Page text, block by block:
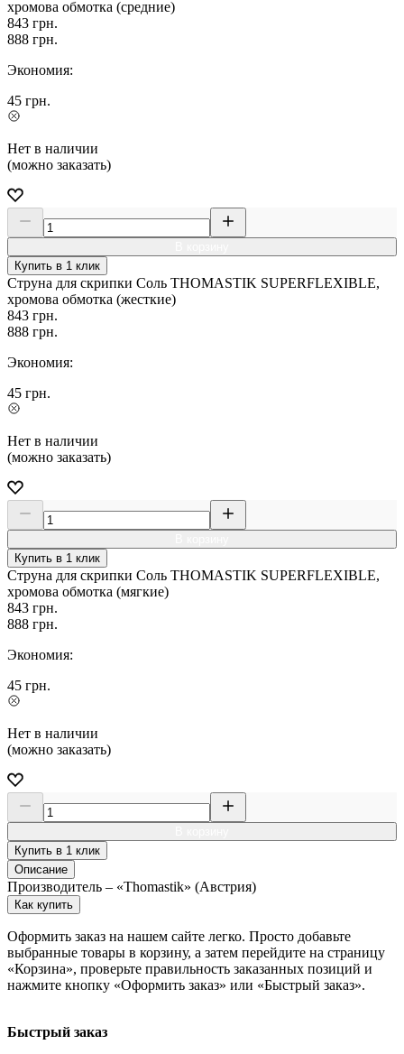
хромова обмотка (средние)
843 грн.
888 грн.
Экономия:
45 грн.
Нет в наличии
(можно заказать)
Купить в 1 клик
Струна для скрипки Соль THOMASTIK SUPERFLEXIBLE,
хромова обмотка (жесткие)
843 грн.
888 грн.
Экономия:
45 грн.
Нет в наличии
(можно заказать)
Купить в 1 клик
Струна для скрипки Соль THOMASTIK SUPERFLEXIBLE,
хромова обмотка (мягкие)
843 грн.
888 грн.
Экономия:
45 грн.
Нет в наличии
(можно заказать)
Купить в 1 клик
Описание
Производитель – «Thomastik» (Австрия)
Как купить
Оформить заказ на нашем сайте легко. Просто добавьте
выбранные товары в корзину, а затем перейдите на страницу
«Корзина», проверьте правильность заказанных позиций и
нажмите кнопку «Оформить заказ» или «Быстрый заказ».
Быстрый заказ